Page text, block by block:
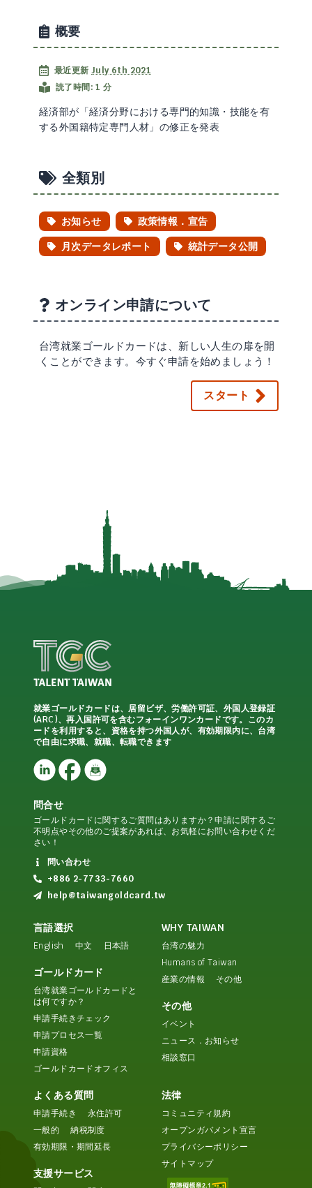
概要
最近更新 July 6th 2021
読了時間: 1 分
経済部が「経済分野における専門的知識・技能を有
する外国籍特定専門人材」の修正を発表
全類別
お知らせ
政策情報．宣告
月次データレポート
統計データ公開
オンライン申請について
台湾就業ゴールドカードは、新しい人生の扉を開
くことができます。今すぐ申請を始めましょう！
スタート
就業ゴールドカードは、居留ビザ、労働許可証、外国人登録証
(ARC)、再入国許可を含むフォーインワンカードです。このカ
ードを利用すると、資格を持つ外国人が、有効期限内に、台湾
で自由に求職、就職、転職できます
問合せ
ゴールドカードに関するご質問はありますか？申請に関するご
不明点やその他のご提案があれば、お気軽にお問い合わせくだ
さい！
問い合わせ
+886 2-7733-7660
help@taiwangoldcard.tw
言語選択
English 中文 日本語
ゴールドカード
台湾就業ゴールドカードと
は何ですか？
申請手続きチェック
申請プロセス一覧
申請資格
ゴールドカードオフィス
WHY TAIWAN
台湾の魅力
Humans of Taiwan
産業の情報
その他
その他
イベント
ニュース．お知らせ
相談窓口
よくある質問
申請手続き
永住許可
一般的
納税制度
有効期限・期間延長
支援サービス
法律
コミュニティ規約
オープンガバメント宣言
プライバシーポリシー
サイトマップ